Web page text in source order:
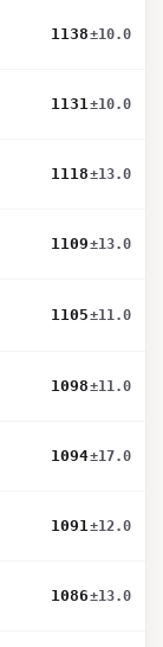
1138±10.0
1131±10.0
1118±13.0
1109±13.0
1105±11.0
1098±11.0
1094±17.0
1091±12.0
1086±13.0